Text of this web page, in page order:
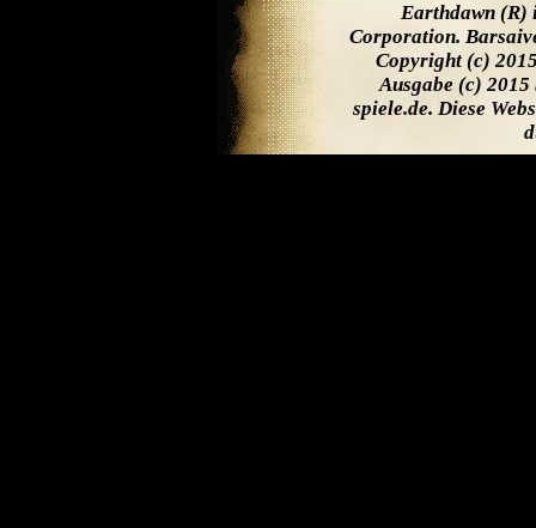
Earthdawn (R)
Corporation.
Copyright (c)
Ausgabe (c) 2015
spiele.de. Diese